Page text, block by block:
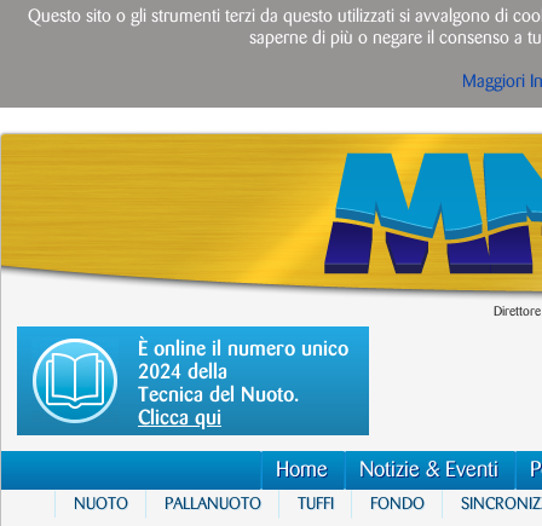
È online il numero unico
2024 della
Tecnica del Nuoto.
Clicca qui
Home Notizie & Eventi
NUOTO PALLANUOTO TUFFI FONDO
Questo sito o gli strumenti terzi da questo utilizzati si avvalgono di
saperne di più o negare il consenso a
Maggiori